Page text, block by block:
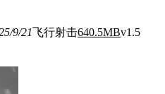
9/21飞行射击640.5MBv1.5